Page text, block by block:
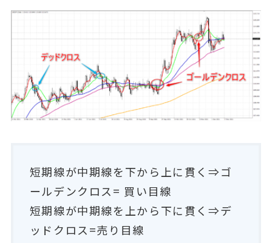
短期線が中期線を下から上に貫く⇒ゴ
ールデンクロス= 買い目線
短期線が中期線を上から下に貫く⇒デ
ッドクロス=売り目線